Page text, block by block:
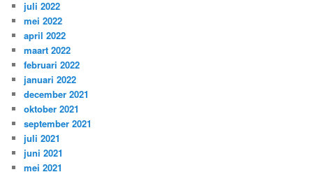
juli 2022
mei 2022
april 2022
maart 2022
februari 2022
januari 2022
december 2021
oktober 2021
september 2021
juli 2021
juni 2021
mei 2021